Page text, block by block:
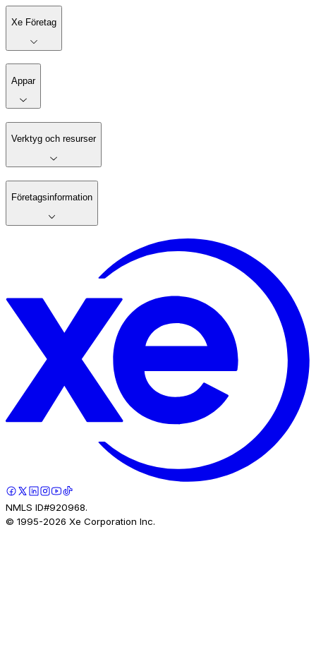
Xe Företag
Appar
Verktyg och resurser
Företagsinformation
NMLS ID#920968.
© 1995-2026 Xe Corporation Inc.